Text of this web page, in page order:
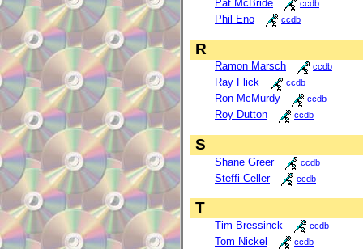
Pat McBride ccdb
Phil Eno ccdb
R
Ramon Marsch ccdb
Ray Flick ccdb
Ron McMurdy ccdb
Roy Dutton ccdb
S
Shane Greer ccdb
Steffi Celler ccdb
T
Tim Bressinck ccdb
Tom Nickel ccdb